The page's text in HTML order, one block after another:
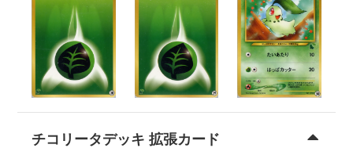
チコリータデッキ 拡張カード